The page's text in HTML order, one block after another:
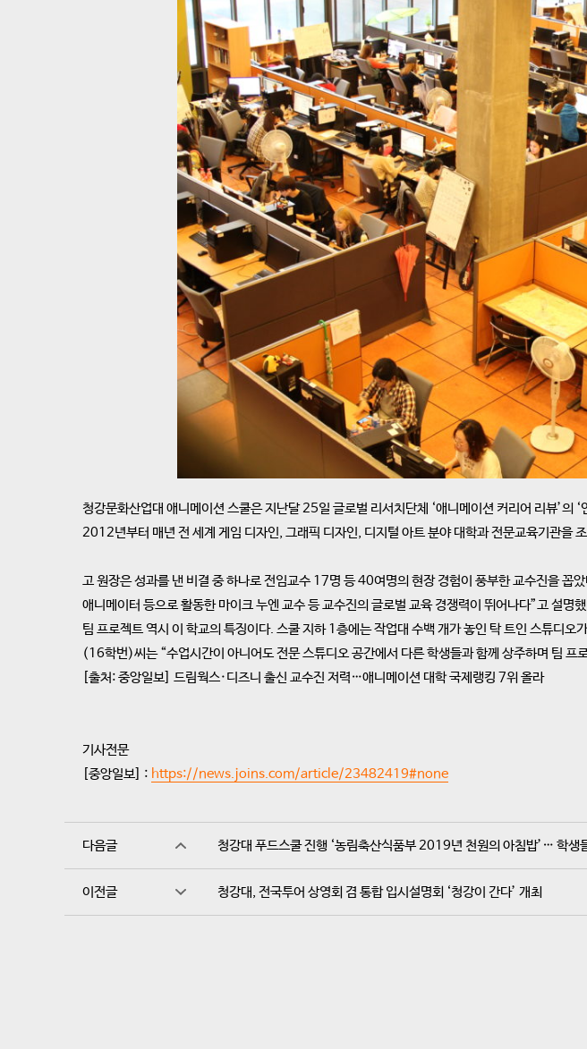
청강문화산업대 애니메이션 스쿨은 지난달 25일 글로벌 리서치단체 ‘애니메이션 커리어 리뷰’의
2012년부터 매년 전 세계 게임 디자인, 그래픽 디자인, 디지털 아트 분야 대학과 전문교육기관을
고 원장은 성과를 낸 비결 중 하나로 전임교수 17명 등 40여명의 현장 경험이 풍부한 교수진을 꼽
애니메이터 등으로 활동한 마이크 누엔 교수 등 교수진의 글로벌 교육 경쟁력이 뛰어나다”고 설명
팀 프로젝트 역시 이 학교의 특징이다. 스쿨 지하 1층에는 작업대 수백 개가 놓인 탁 트인 스튜디
(16학번)씨는 “수업시간이 아니어도 전문 스튜디오 공간에서 다른 학생들과 함께 상주하며 팀 프
[출처: 중앙일보] 드림웍스·디즈니 출신 교수진 저력…애니메이션 대학 국제랭킹 7위 올라
기사전문
[중앙일보] : https://news.joins.com/article/23482419#none
다음글 청강대 푸드스쿨 진행 ‘농림축산식품부 2019년 천원의 아침밥’… 학생
이전글 청강대, 전국투어 상영회 겸 통합 입시설명회 ‘청강이 간다’ 개최